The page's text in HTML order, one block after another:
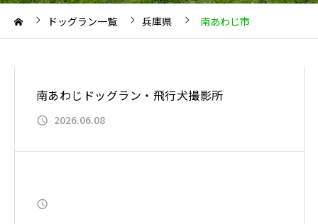
ドッグラン一覧 兵庫県 南あわじ市
南あわじドッグラン・飛行犬撮影所
2026.06.08